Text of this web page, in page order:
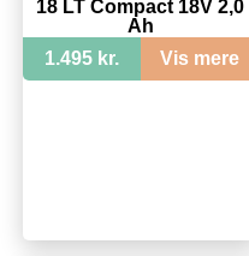
18 LT Compact 18V 2,0
Ah
1.495 kr.
Vis mere